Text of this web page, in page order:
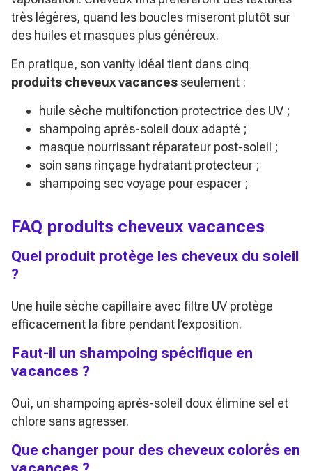
très légères, quand les boucles miseront plutôt sur
des huiles et masques plus généreux.
En pratique, son vanity idéal tient dans cinq
produits cheveux vacances seulement :
huile sèche multifonction protectrice des UV ;
shampoing après-soleil doux adapté ;
masque nourrissant réparateur post-soleil ;
soin sans rinçage hydratant protecteur ;
shampoing sec voyage pour espacer ;
FAQ produits cheveux vacances
Quel produit protège les cheveux du soleil
?
Une huile sèche capillaire avec filtre UV protège
efficacement la fibre pendant l’exposition.
Faut-il un shampoing spécifique en
vacances ?
Oui, un shampoing après-soleil doux élimine sel et
chlore sans agresser.
Que changer pour des cheveux colorés en